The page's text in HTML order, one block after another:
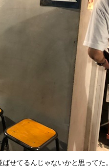
せてるんじゃないかと思ってた。